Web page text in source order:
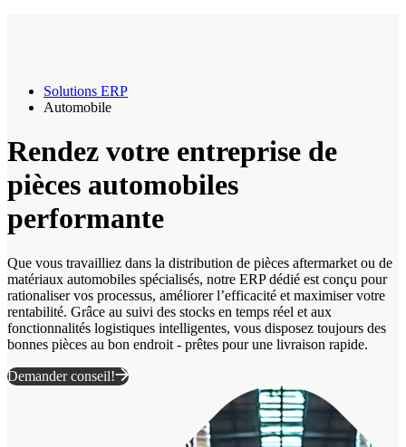
Solutions ERP
Automobile
Rendez votre entreprise de
pièces automobiles
performante
Que vous travailliez dans la distribution de pièces aftermarket ou de
matériaux automobiles spécialisés, notre ERP dédié est conçu pour
rationaliser vos processus, améliorer l’efficacité et maximiser votre
rentabilité. Grâce au suivi des stocks en temps réel et aux
fonctionnalités logistiques intelligentes, vous disposez toujours des
bonnes pièces au bon endroit - prêtes pour une livraison rapide.
Demander conseil!